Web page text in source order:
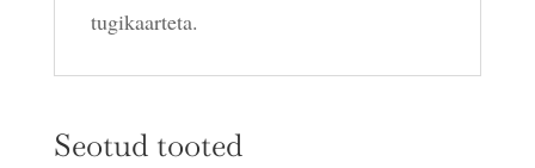
tugikaarteta.
Seotud tooted